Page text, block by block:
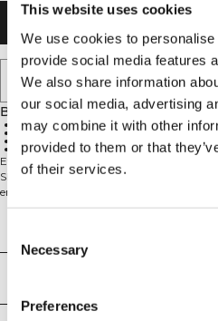
This website uses cookies
We use cookies to
provide social media features
We also share information
our social media, advertising
may combine it with other
provided to them or that
of their services.
Selection
Necessary
Preferences
TILFØJ TIL
Beskrivelse
Oversize pasform
Retro print
Blød jersey
Ribbet halsudskæring
Everyday Oversized T-shirt bringer
Skåret i en afslappet, boxy pasform med
en blød jerseyfornemmelse og et let fald
inspireret ICIW-print tilføjer et markant